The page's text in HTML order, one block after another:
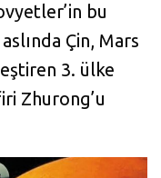
bu
Çin, Mars
3. ülke
Zhurong’u